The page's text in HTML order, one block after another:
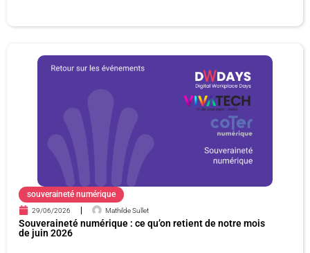
souveraineté numérique
29/06/2026 Mathilde Sullet
Souveraineté numérique : ce qu’on retient de notre mois
de juin 2026